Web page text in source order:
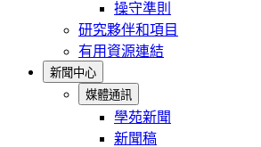
操守準則
研究夥伴和項目
有用資源連結
新聞中心
媒體通訊
學苑新聞
新聞稿